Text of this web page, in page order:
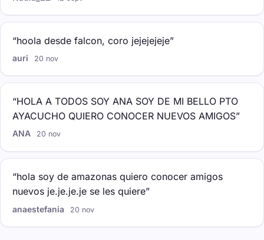
“hoola desde falcon, coro jejejejeje”
auri 20 nov
“HOLA A TODOS SOY ANA SOY DE MI BELLO PTO
AYACUCHO QUIERO CONOCER NUEVOS AMIGOS”
ANA 20 nov
“hola soy de amazonas quiero conocer amigos
nuevos je.je.je.je se les quiere”
anaestefania 20 nov